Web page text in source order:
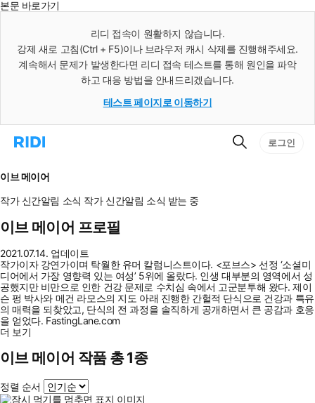
본문 바로가기
리디 접속이 원활하지 않습니다.
강제 새로 고침(Ctrl + F5)이나 브라우저 캐시 삭제를 진행해주세요.
계속해서 문제가 발생한다면 리디 접속 테스트를 통해 원인을 파악
하고 대응 방법을 안내드리겠습니다.
테스트 페이지로 이동하기
리
으
이
동
검
로그인
이브 메이어
작가 신간알림 소식 작가 신간알림 소식 받는 중
이브 메이어 프로필
2021.07.14. 업데이트
작가이자 강연가이며 탁월한 유머 칼럼니스트이다. <포브스> 선정 ‘소셜미
디어에서 가장 영향력 있는 여성’ 5위에 올랐다. 인생 대부분의 영역에서 성
공했지만 비만으로 인한 건강 문제로 수치심 속에서 고군분투해 왔다. 제이
슨 펑 박사와 메건 라모스의 지도 아래 진행한 간헐적 단식으로 건강과 특유
의 매력을 되찾았고, 단식의 전 과정을 솔직하게 공개하면서 큰 공감과 호응
을 얻었다. FastingLane.com
더 보기
이브 메이어 작품 총 1종
정렬 순서